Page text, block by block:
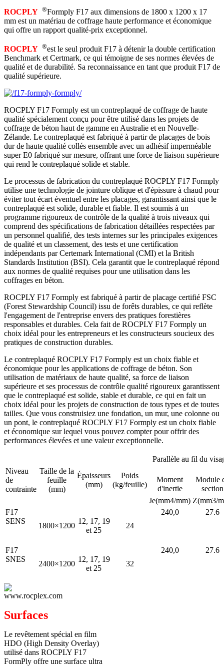
ROCPLY ®Formply F17 aux dimensions de 1800 x 1200 x 17
mm est un matériau de coffrage haute performance et économique
qui offre un rapport qualité-prix exceptionnel.
ROCPLY ®est le seul produit F17 à détenir la double certification
Benchmark et Certmark, ce qui témoigne de ses normes élevées de
qualité et de durabilité. Sa reconnaissance en tant que produit F17 de
qualité supérieure.
ROCPLY F17 Formply est un contreplaqué de coffrage de haute
qualité spécialement conçu pour être utilisé dans les projets de
coffrage de béton haut de gamme en Australie et en Nouvelle-
Zélande. Le contreplaqué est fabriqué à partir de placages de bois
dur de haute qualité collés ensemble avec un adhésif imperméable
super E0 fabriqué sur mesure, offrant une force de liaison supérieure
qui rend le contreplaqué solide et stable.
Le processus de fabrication du contreplaqué ROCPLY F17 Formply
utilise une technologie de jointure oblique et d'épissure à chaud pour
éviter tout écart éventuel entre les placages, garantissant ainsi que le
contreplaqué est solide, durable et fiable. Il est soumis à un
programme rigoureux de contrôle de la qualité à trois niveaux qui
comprend des spécifications de fabrication détaillées respectées par
un personnel qualifié, des tests internes sur les principales exigences
de qualité et un classement, des tests et une certification
indépendants par Certemark International (CMI) et la British
Standards Institution (BSI). Cela garantit que le contreplaqué répond
aux normes de qualité requises pour une utilisation dans les
coffrages en béton.
ROCPLY F17 Formply est fabriqué à partir de placage certifié FSC
(Forest Stewardship Council) issu de forêts durables, ce qui reflète
l'engagement de l'entreprise envers des pratiques forestières
responsables et durables. Cela fait de ROCPLY F17 Formply un
choix idéal pour les entrepreneurs et les constructeurs soucieux des
pratiques de construction durables.
Le contreplaqué ROCPLY F17 Formply est un choix fiable et
économique pour les applications de coffrage de béton. Son
utilisation de matériaux de haute qualité, sa force de liaison
supérieure et ses processus de contrôle qualité rigoureux garantissent
que le contreplaqué est solide, stable et durable, ce qui en fait un
choix idéal pour les projets de construction de tous types et de toutes
tailles. Que vous construisiez une fondation, un mur, une colonne ou
un pont, le contreplaqué ROCPLY F17 Formply est un choix fiable
et économique sur lequel vous pouvez compter pour offrir des
performances élevées et une valeur exceptionnelle.
Niveau
de
contrainte
Taille de la
feuille
(mm)
Épaisseurs
(mm)
Poids
(kg/feuille)
Parallèle au fil du
Moment
d'inertie
Module
section
Je(mm4/mm) Z(mm3/
F17
SENS
1800×1200
12, 17, 19
et 25
24
240,0 27.6
F17
SNES
2400×1200
12, 17, 19
et 25
32
240,0 27.6
Surfaces
Le revêtement spécial en film
HDO (High Density Overlay)
utilisé dans ROCPLY F17
FormPly offre une surface ultra